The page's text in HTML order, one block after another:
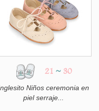
21 ~ 30
Niños ceremonia en
piel serraje...